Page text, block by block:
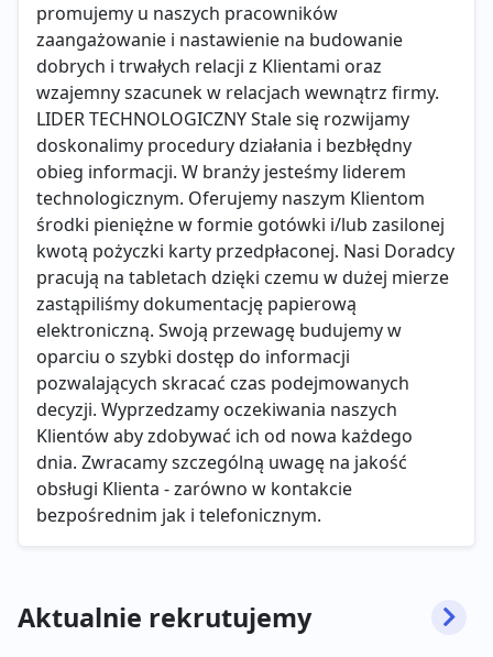
promujemy u naszych pracowników
zaangażowanie i nastawienie na budowanie
dobrych i trwałych relacji z Klientami oraz
wzajemny szacunek w relacjach wewnątrz firmy.
LIDER TECHNOLOGICZNY Stale się rozwijamy
doskonalimy procedury działania i bezbłędny
obieg informacji. W branży jesteśmy liderem
technologicznym. Oferujemy naszym Klientom
środki pieniężne w formie gotówki i/lub zasilonej
kwotą pożyczki karty przedpłaconej. Nasi Doradcy
pracują na tabletach dzięki czemu w dużej mierze
zastąpiliśmy dokumentację papierową
elektroniczną. Swoją przewagę budujemy w
oparciu o szybki dostęp do informacji
pozwalających skracać czas podejmowanych
decyzji. Wyprzedzamy oczekiwania naszych
Klientów aby zdobywać ich od nowa każdego
dnia. Zwracamy szczególną uwagę na jakość
obsługi Klienta - zarówno w kontakcie
bezpośrednim jak i telefonicznym.
Aktualnie rekrutujemy